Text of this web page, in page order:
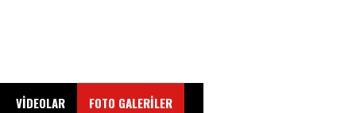
VİDEOLAR FOTO GALERİLER